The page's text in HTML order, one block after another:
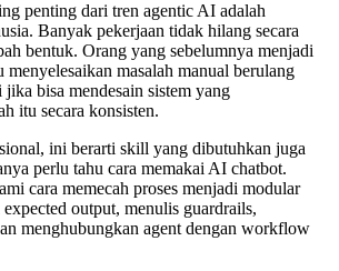
penting dari tren agentic AI adalah
Banyak pekerjaan tidak hilang secara
bentuk. Orang yang sebelumnya menjadi
menyelesaikan masalah manual berulang
bisa mendesain sistem yang
itu secara konsisten.
ini berarti skill yang dibutuhkan juga
perlu tahu cara memakai AI chatbot.
cara memecah proses menjadi modular
output, menulis guardrails,
menghubungkan agent dengan workflow